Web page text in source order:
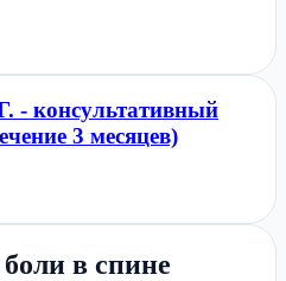
- консультативный
3 месяцев)
в спине